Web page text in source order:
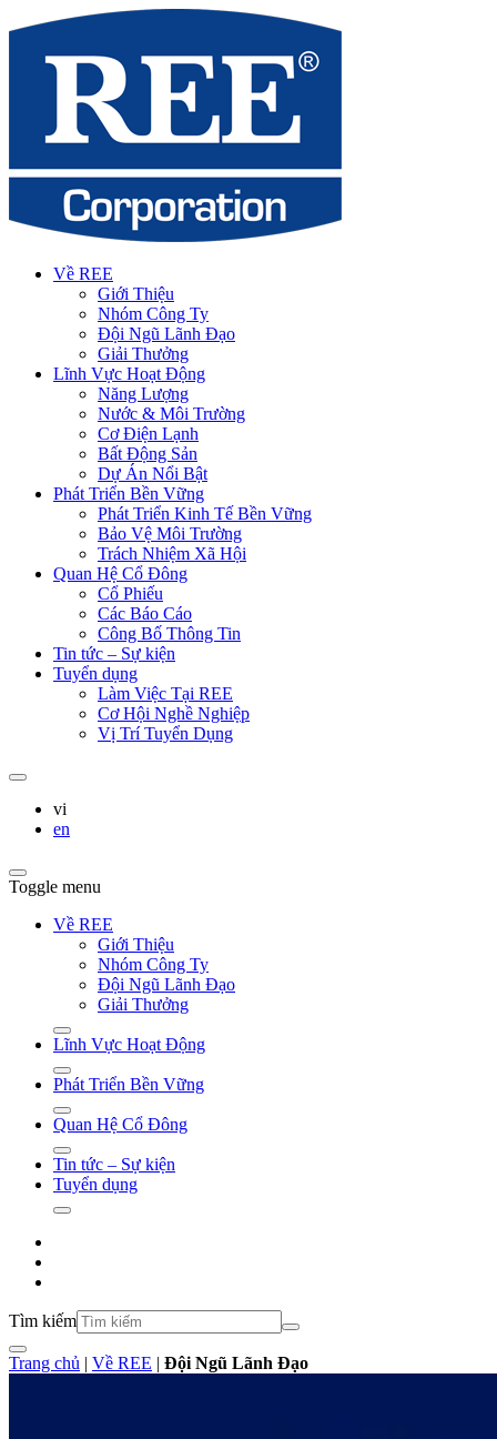
Về REE
Giới Thiệu
Nhóm Công Ty
Đội Ngũ Lãnh Đạo
Giải Thưởng
Lĩnh Vực Hoạt Động
Năng Lượng
Nước & Môi Trường
Cơ Điện Lạnh
Bất Động Sản
Dự Án Nổi Bật
Phát Triển Bền Vững
Phát Triển Kinh Tế Bền Vững
Bảo Vệ Môi Trường
Trách Nhiệm Xã Hội
Quan Hệ Cổ Đông
Cổ Phiếu
Các Báo Cáo
Công Bố Thông Tin
Tin tức – Sự kiện
Tuyển dụng
Làm Việc Tại REE
Cơ Hội Nghề Nghiệp
Vị Trí Tuyển Dụng
vi
en
Toggle menu
Về REE
Giới Thiệu
Nhóm Công Ty
Đội Ngũ Lãnh Đạo
Giải Thưởng
Lĩnh Vực Hoạt Động
Phát Triển Bền Vững
Quan Hệ Cổ Đông
Tin tức – Sự kiện
Tuyển dụng
Tìm kiếm
Trang chủ | Về REE | Đội Ngũ Lãnh Đạo